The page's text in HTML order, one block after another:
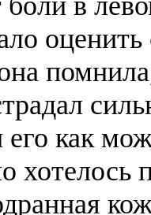
его как
хотелось